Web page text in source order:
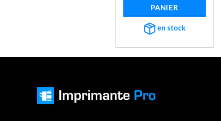
PANIER
en stock